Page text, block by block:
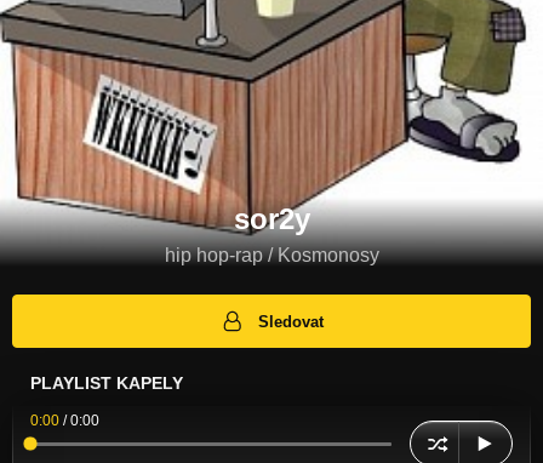
sor2y
hip hop-rap / Kosmonosy
Sledovat
PLAYLIST KAPELY
0:00 /0:00